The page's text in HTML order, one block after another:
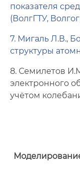
показателя
(ВолгГТУ,
7. Мигаль Л.В.,
структуры
8. Семилетов
электронного
учётом